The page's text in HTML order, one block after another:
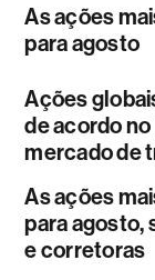
As ações
para agosto
Ações
de acordo no
mercado de
As ações
para agosto,
e corretoras